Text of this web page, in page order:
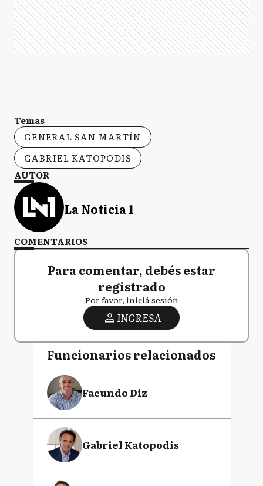
Temas
GENERAL SAN MARTÍN
GABRIEL KATOPODIS
AUTOR
La Noticia 1
COMENTARIOS
Para comentar, debés estar
registrado
Por favor, iniciá sesión
INGRESA
Funcionarios relacionados
Facundo Diz
Gabriel Katopodis